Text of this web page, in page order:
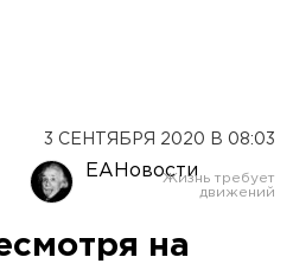
3 СЕНТЯБРЯ 2020 В 08:03
ЕАНовости
на